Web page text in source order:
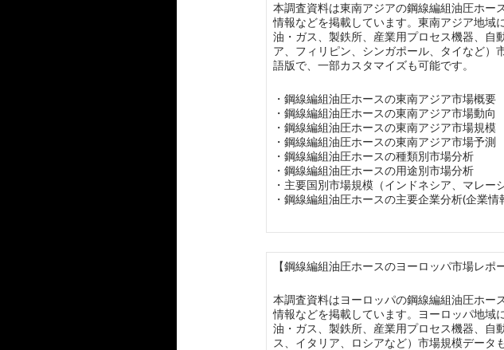
本調査資料は東南アジアの鋼線編組油圧ホー
情報などを掲載しています。東南アジア地域
油・ガス、製鉄所、産業用プロセス機器、自
ア、フィリピン、シンガポール、タイなど
語版で、一部カスタマイズも可能です。
・鋼線編組油圧ホースの東南アジア市場概要
・鋼線編組油圧ホースの東南アジア市場動向
・鋼線編組油圧ホースの東南アジア市場規模
・鋼線編組油圧ホースの東南アジア市場予測
・鋼線編組油圧ホースの種類別市場分析
・鋼線編組油圧ホースの用途別市場分析
・主要国別市場規模（インドネシア、マレー
・鋼線編組油圧ホースの主要企業分析(企業
【鋼線編組油圧ホースのヨーロッパ市場レポ
本調査資料はヨーロッパの鋼線編組油圧ホー
情報などを掲載しています。ヨーロッパ地域
油・ガス、製鉄所、産業用プロセス機器、自
ス、イタリア、ロシアなど）市場規模デー